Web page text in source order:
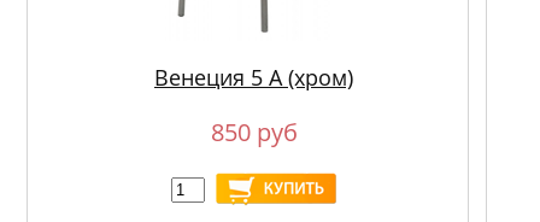
Венеция 5 А (хром)
850 руб